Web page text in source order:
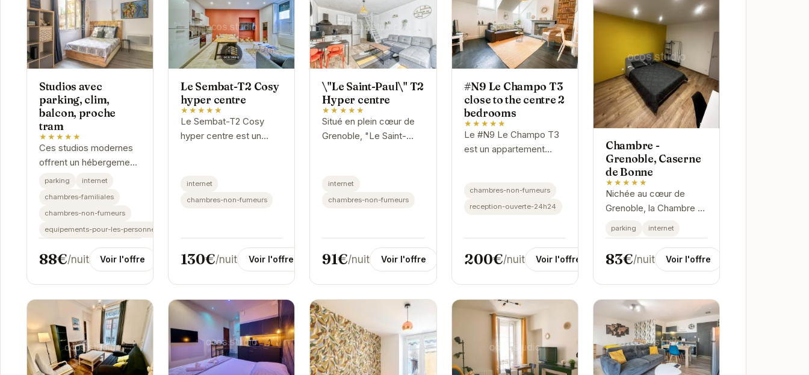
Studios avec
parking, clim,
balcon, proche
tram
★★★★★
Ces studios modernes
offrent un hébergement
confortable et pratique
ils...
parking
internet
chambres-familiales
chambres-non-fumeurs
equipements-pour-les-personnes-handicapees
88€/nuit Voir l'offre
Le Sembat-T2 Cosy
hyper centre
★★★★★
Le Sembat-T2 Cosy
hyper centre est un
Grenoble. Son
internet
chambres-non-fumeurs
130€/nuit Voir l'offre
\"Le Saint-Paul\" T2
Hyper centre
★★★★★
Situé en plein cœur de
Grenoble, "Le Saint-
l'animation urbaine. Cet
internet
chambres-non-fumeurs
91€/nuit Voir l'offre
#N9 Le Champo T3
close to the centre 2
bedrooms
★★★★★
Le #N9 Le Champo T3
est un appartement
Grenoble. Il est idéal
pour les familles ou les
chambres-non-fumeurs
reception-ouverte-24h24
200€/nuit Voir l'offre
Chambre -
Grenoble, Caserne
de Bonne
★★★★★
Nichée au cœur de
Grenoble, la Chambre -
Bonne offre une
expérience unique.
Imprégnée d'histoire,
parking internet
83€/nuit Voir l'offre